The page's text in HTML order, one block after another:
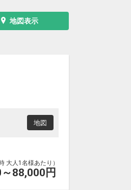
地図表示
地図
大人1名様あたり）
88,000 円